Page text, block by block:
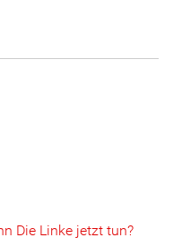
Die Linke jetzt tun?